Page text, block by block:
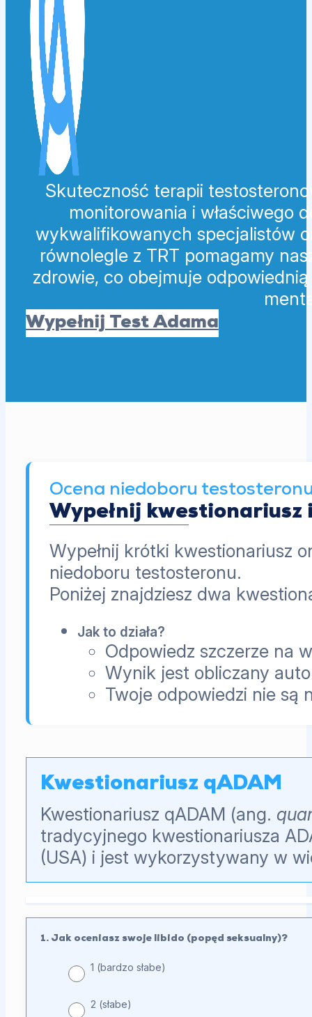
Skuteczność terapii
monitorowania i właściwego
wykwalifikowanych specjalistów
równolegle z TRT pomagamy
zdrowie, co obejmuje
Wypełnij Test Adama
Ocena niedoboru
Wypełnij
Wypełnij krótki kwestionariusz
niedoboru testosteronu.
Poniżej znajdziesz dwa
Jak to działa?
Odpowiedz szczerze na
Wynik jest obliczany
Twoje odpowiedzi nie są
Kwestionariusz qADAM
Kwestionariusz qADAM (ang.
tradycyjnego kwestionariusza
(USA) i jest wykorzystywany w
objawów
1. Jak oceniasz swoje libido (popęd seksualny)?
1 (bardzo słabe)
2 (słabe)